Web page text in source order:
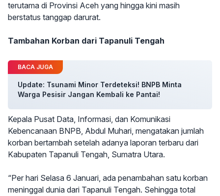
terutama di Provinsi Aceh yang hingga kini masih
berstatus tanggap darurat.
Tambahan Korban dari Tapanuli Tengah
BACA JUGA
Update: Tsunami Minor Terdeteksi! BNPB Minta
Warga Pesisir Jangan Kembali ke Pantai!
Kepala Pusat Data, Informasi, dan Komunikasi
Kebencanaan BNPB, Abdul Muhari, mengatakan jumlah
korban bertambah setelah adanya laporan terbaru dari
Kabupaten Tapanuli Tengah, Sumatra Utara.
“Per hari Selasa 6 Januari, ada penambahan satu korban
meninggal dunia dari Tapanuli Tengah. Sehingga total